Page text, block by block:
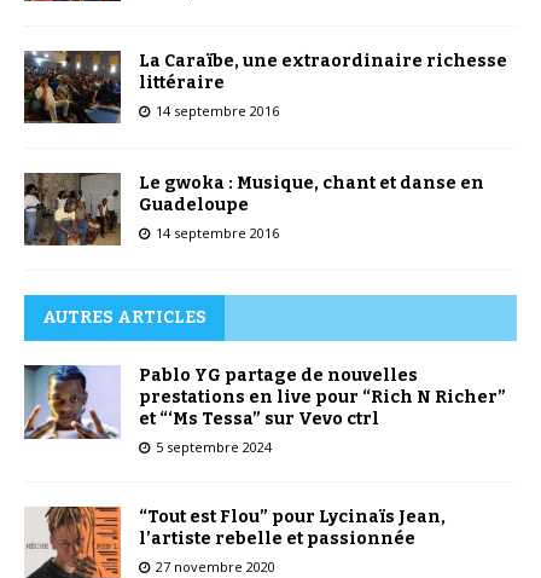
La Caraïbe, une extraordinaire richesse
littéraire
14 septembre 2016
Le gwoka : Musique, chant et danse en
Guadeloupe
14 septembre 2016
AUTRES ARTICLES
Pablo YG partage de nouvelles
prestations en live pour “Rich N Richer”
et “‘Ms Tessa” sur Vevo ctrl
5 septembre 2024
“Tout est Flou” pour Lycinaïs Jean,
l’artiste rebelle et passionnée
27 novembre 2020